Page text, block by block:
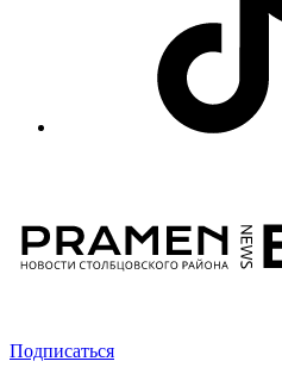
Подписаться